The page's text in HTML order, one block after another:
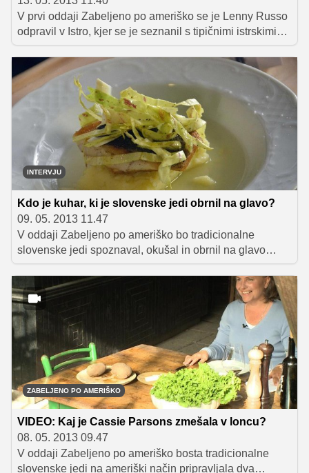
V prvi oddaji Zabeljeno po ameriško se je Lenny Russo
odpravil v Istro, kjer se je seznanil s tipičnimi istrskimi
sestavinami, iz katerih je pripravil zelo zanimivo jed. Vas
zanima, kaj je Lenny pripravil?
INTERVJU
Kdo je kuhar, ki je slovenske jedi obrnil na glavo?
09. 05. 2013 11.47
V oddaji Zabeljeno po ameriško bo tradicionalne
slovenske jedi spoznaval, okušal in obrnil na glavo
ameriški kuharski mojster Lenny Russo. Preverili smo,
kaj si misli o slovenski kulinariki.
ZABELJENO PO AMERIŠKO
VIDEO: Kaj je Cassie Parsons zmešala v loncu?
08. 05. 2013 09.47
V oddaji Zabeljeno po ameriško bosta tradicionalne
slovenske jedi na ameriški način pripravljala dva